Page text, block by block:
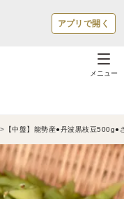
アプリで開く
メニュー
【中盤】能勢産●丹波黒枝豆500g●